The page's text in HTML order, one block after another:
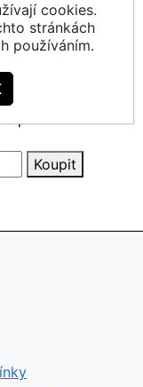
produktu
Koupit
cookies.
stránkách
používáním.